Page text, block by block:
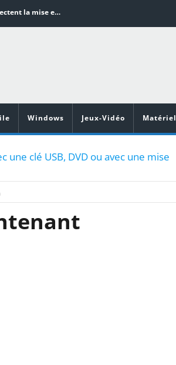
Word en PDF : les outils qui respectent la mise en page
Vidéoprojecteurs Asus : Top 6 des meilleurs modèles de la marque
Windows Jeux-Vidéo Matériel
clé USB, DVD ou avec une mise